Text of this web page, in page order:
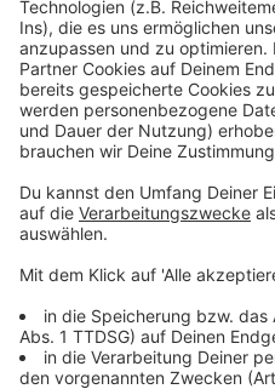
Um die Sicherheit der
die Bundesregierung
Weg gebracht. "Unsere
Respekt und Anerkennung.
bestmögliche Ausstattung
Schutz", betonte
Dazu gehört die
für die Bundespolizei, um
und die Einsatzkräfte
das Strafrecht verschärft,
gefährlichen Hinterhalten
Anzeige